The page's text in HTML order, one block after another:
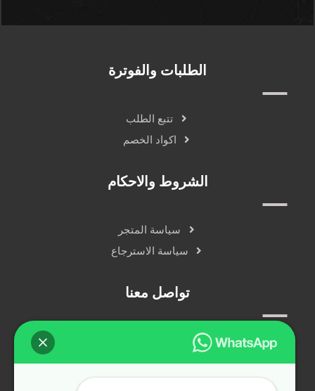
الطلبات والفوترة
تتبع الطلب
اكواد الخصم
الشروط والاحكام
سياسة المتجر
سياسة الاسترجاع
تواصل معنا
دردشة مباشرة